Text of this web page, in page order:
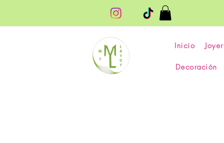
Inicio
Decoración